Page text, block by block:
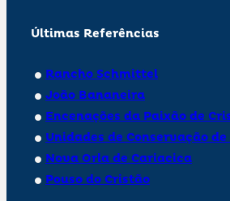
Últimas Referências
Rancho Schmittel
João Bananeira
Encenações da Paixão de
Unidades de Conservação
Nova Orla de Cariacica
Pouso do Cristão